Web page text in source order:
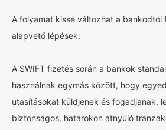
A folyamat kissé változhat a bankodtól
alapvető lépések:
A SWIFT fizetés során a bankok
használnak egymás között, hogy
utasításokat küldjenek és fogadjanak,
biztonságos, határokon átnyúló